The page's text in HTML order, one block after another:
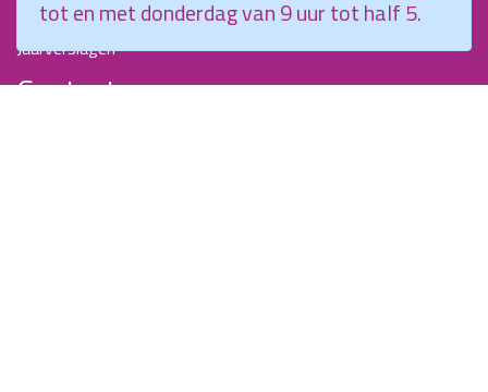
KCKZ-specials
Jaarverslagen
Contact
tot en met donderdag van 9 uur tot half 5.